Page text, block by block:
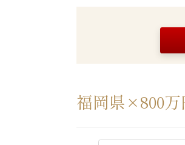
福岡県×800